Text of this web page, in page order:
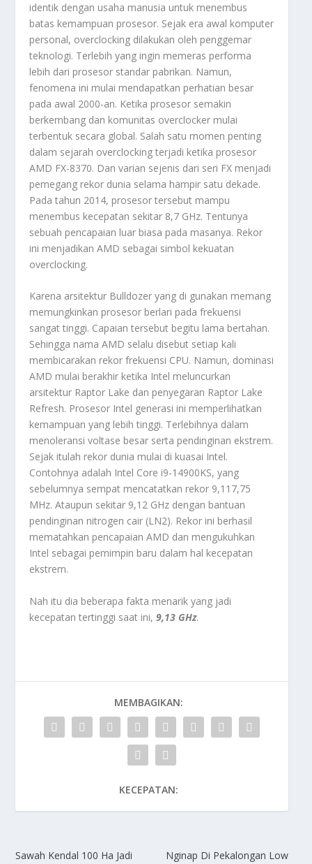
identik dengan usaha manusia untuk menembus
batas kemampuan prosesor. Sejak era awal komputer
personal, overclocking dilakukan oleh penggemar
teknologi. Terlebih yang ingin memeras performa
lebih dari prosesor standar pabrikan. Namun,
fenomena ini mulai mendapatkan perhatian besar
pada awal 2000-an. Ketika prosesor semakin
berkembang dan komunitas overclocker mulai
terbentuk secara global. Salah satu momen penting
dalam sejarah overclocking terjadi ketika prosesor
AMD FX-8370. Dan varian sejenis dari seri FX menjadi
pemegang rekor dunia selama hampir satu dekade.
Pada tahun 2014, prosesor tersebut mampu
menembus kecepatan sekitar 8,7 GHz. Tentunya
sebuah pencapaian luar biasa pada masanya. Rekor
ini menjadikan AMD sebagai simbol kekuatan
overclocking.
Karena arsitektur Bulldozer yang di gunakan memang
memungkinkan prosesor berlari pada frekuensi
sangat tinggi. Capaian tersebut begitu lama bertahan.
Sehingga nama AMD selalu disebut setiap kali
membicarakan rekor frekuensi CPU. Namun, dominasi
AMD mulai berakhir ketika Intel meluncurkan
arsitektur Raptor Lake dan penyegaran Raptor Lake
Refresh. Prosesor Intel generasi ini memperlihatkan
kemampuan yang lebih tinggi. Terlebihnya dalam
menoleransi voltase besar serta pendinginan ekstrem.
Sejak itulah rekor dunia mulai di kuasai Intel.
Contohnya adalah Intel Core i9-14900KS, yang
sebelumnya sempat mencatatkan rekor 9,117,75
MHz. Ataupun sekitar 9,12 GHz dengan bantuan
pendinginan nitrogen cair (LN2). Rekor ini berhasil
mematahkan pencapaian AMD dan mengukuhkan
Intel sebagai pemimpin baru dalam hal kecepatan
ekstrem.
Nah itu dia beberapa fakta menarik yang jadi
kecepatan tertinggi saat ini,9,13 GHz.
MEMBAGIKAN:
KECEPATAN:
Sawah Kendal 100 Ha Jadi
Nginap Di Pekalongan Low